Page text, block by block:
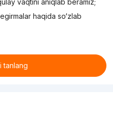
haqida so‘zlab
tanlang